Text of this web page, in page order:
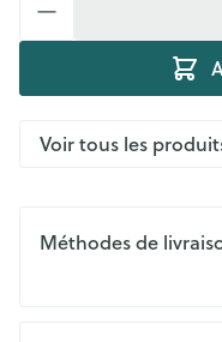
Voir tous les
Méthodes de